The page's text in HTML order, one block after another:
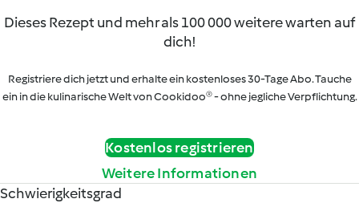
Dieses Rezept und mehr als 100 000 weitere warten auf
dich!
Registriere dich jetzt und erhalte ein kostenloses 30-Tage Abo. Tauche
ein in die kulinarische Welt von Cookidoo® - ohne jegliche Verpflichtung.
Kostenlos registrieren
Weitere Informationen
Schwierigkeitsgrad